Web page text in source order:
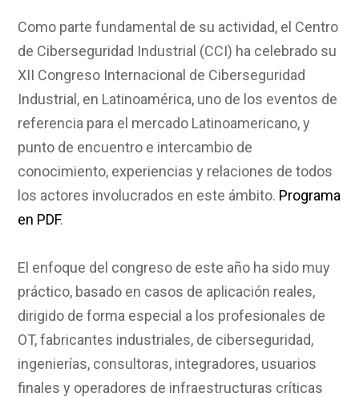
Como parte fundamental de su actividad, el Centro
de Ciberseguridad Industrial (CCI) ha celebrado su
XII Congreso Internacional de Ciberseguridad
Industrial, en Latinoamérica, uno de los eventos de
referencia para el mercado Latinoamericano, y
punto de encuentro e intercambio de
conocimiento, experiencias y relaciones de todos
los actores involucrados en este ámbito. Programa
en PDF.
El enfoque del congreso de este año ha sido muy
práctico, basado en casos de aplicación reales,
dirigido de forma especial a los profesionales de
OT, fabricantes industriales, de ciberseguridad,
ingenierías, consultoras, integradores, usuarios
finales y operadores de infraestructuras críticas